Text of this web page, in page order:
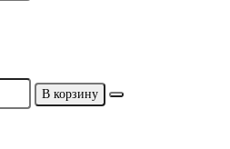
В корзину